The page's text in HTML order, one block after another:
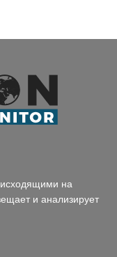
на
и анализирует